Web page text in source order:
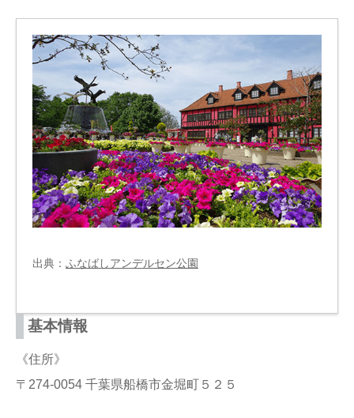
出典： ふなばしアンデルセン公園
基本情報
《住所》
〒274-0054 千葉県船橋市金堀町５２５